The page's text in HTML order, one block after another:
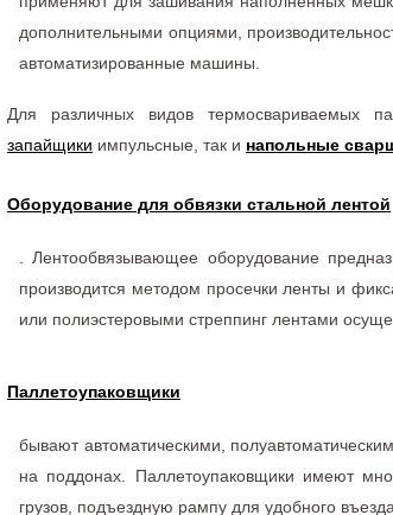
дополнительными опциями,
автоматизированные машины.
Для различных видов термосвариваемых
запайщики импульсные, так и напольные
Оборудование для обвязки стальной лентой
. Лентообвязывающее оборудование
производится методом просечки ленты и
или полиэстеровыми стреппинг лентами
Паллетоупаковщики
бывают автоматическими,
на поддонах. Паллетоупаковщики имеют
грузов, подъездную рампу для удобного